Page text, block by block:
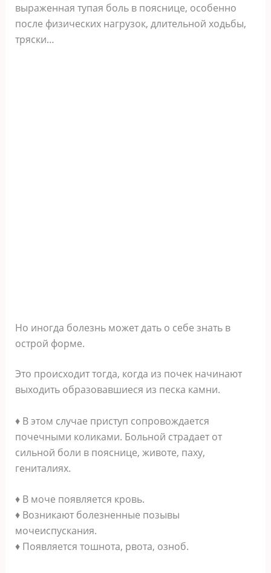
выраженная тупая боль в пояснице, особенно
после физических нагрузок, длительной ходьбы,
тряски…
Но иногда болезнь может дать о себе знать в
острой форме.
Это происходит тогда, когда из почек начинают
выходить образовавшиеся из песка камни.
♦ В этом случае приступ сопровождается
почечными коликами. Больной страдает от
сильной боли в пояснице, животе, паху,
гениталиях.
♦ В моче появляется кровь.
♦ Возникают болезненные позывы
мочеиспускания.
♦ Появляется тошнота, рвота, озноб.